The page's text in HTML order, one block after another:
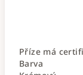
Příze má
Barva